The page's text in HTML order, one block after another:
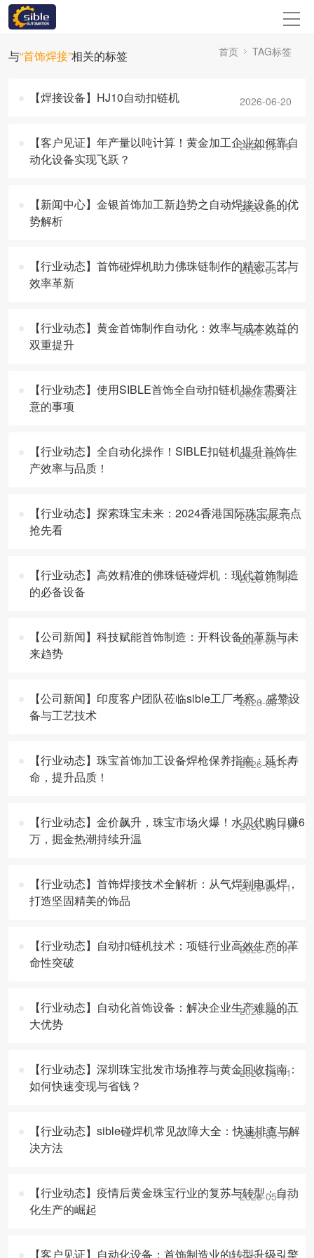
与“首饰焊接”相关的标签 首页 TAG标签
【焊接设备】HJ10自动扣链机 2026-06-20
【客户见证】年产量以吨计算！黄金加工企业如何靠自
动化设备实现飞跃？
2026-05-19
【新闻中心】金银首饰加工新趋势之自动焊接设备的优
势解析
2026-05-11
【行业动态】首饰碰焊机助力佛珠链制作的精密工艺与
效率革新
2026-05-11
【行业动态】黄金首饰制作自动化：效率与成本效益的
双重提升
2026-05-11
【行业动态】使用SIBLE首饰全自动扣链机操作需要注
意的事项
2026-05-11
【行业动态】全自动化操作！SIBLE扣链机提升首饰生
产效率与品质！
2026-05-11
【行业动态】探索珠宝未来：2024香港国际珠宝展亮点
抢先看
2026-05-11
【行业动态】高效精准的佛珠链碰焊机：现代首饰制造
的必备设备
2026-05-11
【公司新闻】科技赋能首饰制造：开料设备的革新与未
来趋势
2026-05-11
【公司新闻】印度客户团队莅临sible工厂考察，盛赞设
备与工艺技术
2026-05-11
【行业动态】珠宝首饰加工设备焊枪保养指南：延长寿
命，提升品质！
2026-05-11
【行业动态】金价飙升，珠宝市场火爆！水贝代购日赚6
万，掘金热潮持续升温
2026-05-11
【行业动态】首饰焊接技术全解析：从气焊到电弧焊，
打造坚固精美的饰品
2026-05-11
【行业动态】自动扣链机技术：项链行业高效生产的革
命性突破
2026-05-11
【行业动态】自动化首饰设备：解决企业生产难题的五
大优势
2026-05-11
【行业动态】深圳珠宝批发市场推荐与黄金回收指南：
如何快速变现与省钱？
2026-05-11
【行业动态】sible碰焊机常见故障大全：快速排查与解
决方法
2026-05-11
【行业动态】疫情后黄金珠宝行业的复苏与转型：自动
化生产的崛起
2026-05-11
【客户见证】自动化设备：首饰制造业的转型升级引擎